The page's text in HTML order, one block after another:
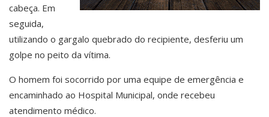
cabeça. Em
seguida,
utilizando o gargalo quebrado do recipiente, desferiu um
golpe no peito da vítima.
O homem foi socorrido por uma equipe de emergência e
encaminhado ao Hospital Municipal, onde recebeu
atendimento médico.